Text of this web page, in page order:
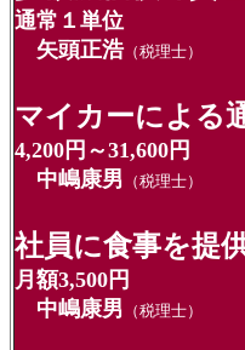
通常１単位
矢頭正浩（税理士）
マイカーによる
4,200円～31,600円
中嶋康男 （税理士）
社員に食事を提
月額3,500円
中嶋康男 （税理士）